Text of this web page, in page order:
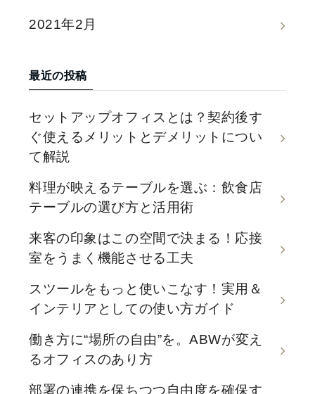
2021年2月
最近の投稿
セットアップオフィスとは？契約後す
ぐ使えるメリットとデメリットについ
て解説
料理が映えるテーブルを選ぶ：飲食店
テーブルの選び方と活用術
来客の印象はこの空間で決まる！応接
室をうまく機能させる工夫
スツールをもっと使いこなす！実用＆
インテリアとしての使い方ガイド
働き方に“場所の自由”を。ABWが変え
るオフィスのあり方
部署の連携を保ちつつ自由度を確保す